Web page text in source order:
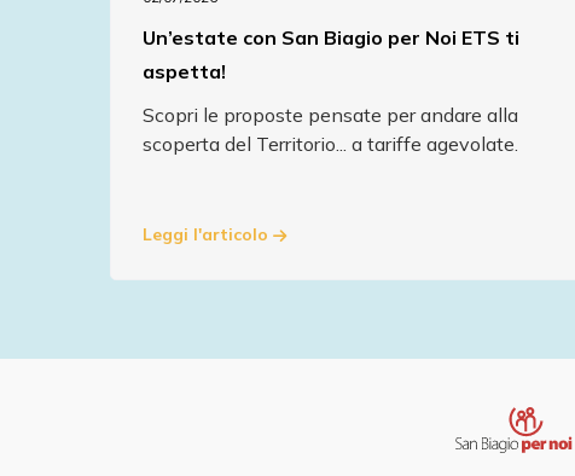
Un’estate con San Biagio per Noi ETS ti
aspetta!
Scopri le proposte pensate per andare alla
scoperta del Territorio... a tariffe agevolate.
Leggi l'articolo